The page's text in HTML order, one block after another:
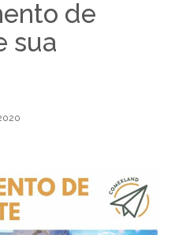
de
sua